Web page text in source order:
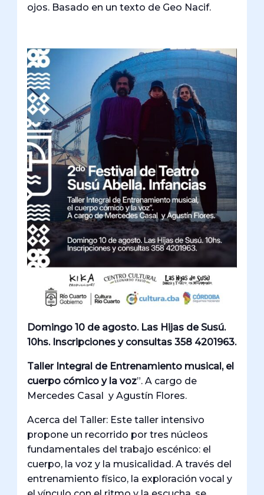
ojos. Basado en un texto de Geo Nacif.
Domingo 10 de agosto. Las Hijas de Susú.
10hs. Inscripciones y consultas 358 4201963.
Taller Integral de Entrenamiento musical, el
cuerpo cómico y la voz”. A cargo de
Mercedes Casal y Agustín Flores.
Acerca del Taller: Este taller intensivo
propone un recorrido por tres núcleos
fundamentales del trabajo escénico: el
cuerpo, la voz y la musicalidad. A través del
entrenamiento físico, la exploración vocal y